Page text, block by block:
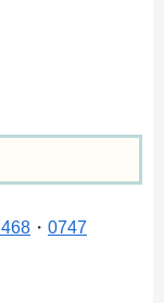
・ 0747